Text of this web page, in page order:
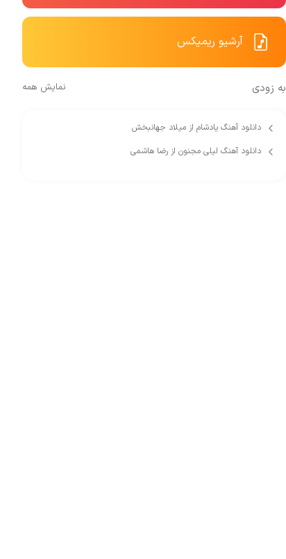
آرشیو ریمیکس
به زودی نمایش همه
دانلود آهنگ یادشام از میلاد جهانبخش
دانلود آهنگ لیلی مجنون از رضا هاشمی